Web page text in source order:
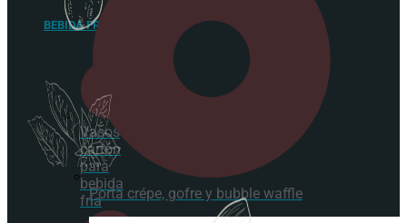
BEBIDA FRÍA
Vasos
cartón
para
bebida
fríaPorta crépe, gofre y bubble waffle